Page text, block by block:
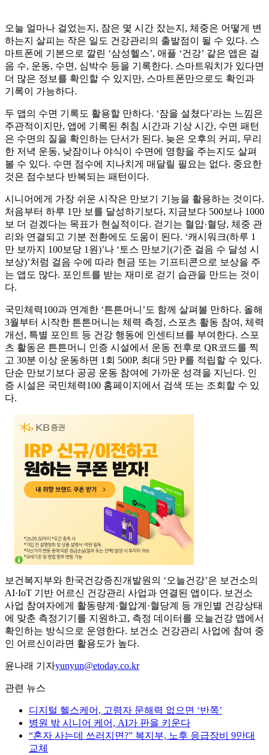
오늘 얼마나 걸었는지, 잠은 몇 시간 잤는지, 체중은 어떻게 변
하는지 살피는 작은 일도 건강관리의 출발점이 될 수 있다. 스
마트폰에 기본으로 깔린 ‘삼성헬스’, 애플 ‘건강’ 같은 앱은 걸
음 수, 운동, 수면, 심박수 등을 기록한다. 스마트워치가 있다면
더 많은 정보를 확인할 수 있지만, 스마트폰만으로도 확인과
기록이 가능하다.
두 앱의 수면 기록도 활용할 만하다. ‘잠을 설쳤다’라는 느낌은
주관적이지만, 앱에 기록된 취침 시간과 기상 시간, 수면 패턴
은 수면의 질을 확인하는 단서가 된다. 늦은 오후의 커피, 무리
한 저녁 운동, 낮잠이나 야식이 수면에 영향을 주는지도 살펴
볼 수 있다. 수면 점수에 지나치게 매달릴 필요는 없다. 중요한
것은 점수보다 반복되는 패턴이다.
시니어에게 가장 쉬운 시작은 만보기 기능을 활용하는 것이다.
처음부터 하루 1만 보를 달성하기보다, 지금보다 500보나 1000
보 더 걷겠다는 목표가 현실적이다. 걷기는 혈압·혈당, 체중 관
리와 연결되고 기분 전환에도 도움이 된다. ‘캐시워크(하루 1
만 보까지 100보당 1원)’나 ‘토스 만보기(기준 걸음 수 달성 시
보상)’처럼 걸음 수에 따라 현금 또는 기프티콘으로 보상을 주
는 앱도 많다. 포인트를 받는 재미로 걷기 습관을 만드는 것이
다.
국민체력100과 연계한 ‘튼튼머니’도 함께 살펴볼 만하다. 올해
3월부터 시작한 튼튼머니는 체력 측정, 스포츠 활동 참여, 체력
개선, 특별 포인트 등 건강 행동에 인센티브를 부여한다. 스포
츠 활동은 튼튼머니 인증 시설에서 운동 전후로 QR코드를 찍
고 30분 이상 운동하면 1회 500P, 최대 5만 P를 적립할 수 있다.
단순 만보기보다 공공 운동 참여에 가까운 성격을 지닌다. 인
증 시설은 국민체력100 홈페이지에서 검색 또는 조회할 수 있
다.
보건복지부와 한국건강증진개발원의 ‘오늘건강’은 보건소의
AI·IoT 기반 어르신 건강관리 사업과 연결된 앱이다. 보건소
사업 참여자에게 활동량계·혈압계·혈당계 등 개인별 건강상태
에 맞춘 측정기기를 지원하고, 측정 데이터를 오늘건강 앱에서
확인하는 방식으로 운영한다. 보건소 건강관리 사업에 참여 중
인 어르신이라면 활용도가 높다.
윤나래 기자yunyun@etoday.co.kr
관련 뉴스
디지털 헬스케어, 고령자 문해력 없으면 ‘반쪽’
병원 밖 시니어 케어, AI가 판을 키운다
“혼자 사는데 쓰러지면?” 복지부, 노후 응급장비 9만대
교체